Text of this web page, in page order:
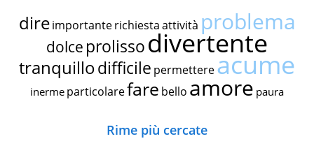
dire importante richiestaattività problema
dolce prolissodivertente
tranquillodifficile permettereacume
inerme particolarefare bello amore paura
Rime più cercate